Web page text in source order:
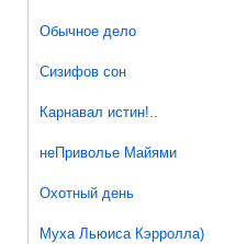
Обычное дело
Сизифов сон
Карнавал истин!..
неПриволье Майями
Охотный день
Муха Льюиса Кэрролла)